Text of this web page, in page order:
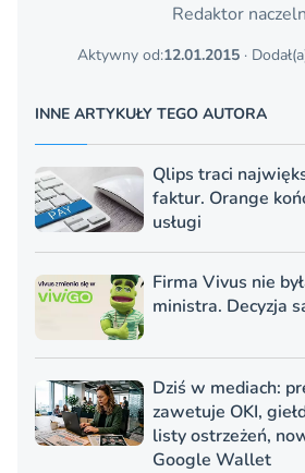
Redaktor
Aktywny od:12.01.2015·
INNE ARTYKUŁY TEGO AUTORA
Qlips traci
faktur. Orange
usługi
Firma Vivus nie
ministra. Decyzja
Dziś w mediach:
zawetuje OKI,
listy ostrzeżeń,
Google Wallet